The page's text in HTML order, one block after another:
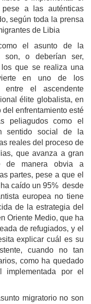
pese a las auténticas
según toda la prensa
de Libia
el asunto de la
o deberían ser,
que se realiza una
en uno de los
entre el ascendente
élite globalista, en
enfrentamiento esté
peliagudos como el
sentido social de la
reales del proceso de
que avanza a gran
de manera obvia a
partes, pese a que el
caído un 95% desde
europea no tiene
de la estrategia del
Oriente Medio, que ha
de refugiados, y el
explicar cuál es su
cuando no tan
como ha quedado
implementada por el
migratorio no son